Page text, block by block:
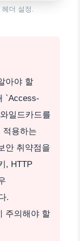
더 설정.
아야 할
`Access-
일드카드를
적용하는
안 취약점을
, HTTP
.
주의해야 할